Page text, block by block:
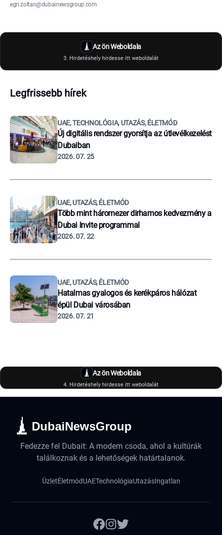
egri.zoltan@dubainewsgroup.com
Az ön Weboldala
3. Hirdetéshely hirdesse itt weboldalát
Legfrissebb hírek
UAE, TECHNOLÓGIA, UTAZÁS, ÉLETMÓD
Új digitális rendszer gyorsítja az útlevélkezelést
Dubaiban
2026. 07. 25
UAE, UTAZÁS, ÉLETMÓD
Több mint háromezer dirhamos kedvezmény a
Dubai Invite programmal
2026. 07. 22
UAE, UTAZÁS, ÉLETMÓD
Hatalmas gyalogos és kerékpáros hálózat
épül Dubai városában
2026. 07. 21
Az ön Weboldala
4. Hirdetéshely hirdesse itt weboldalát
DubaiNewsGroup
Fedezze fel Dubait: A modern csoda, ahol a kultúrák
találkoznak és a lehetőségek határtalanok.
ÜzletÉletmódUAETechnológiaUtazásIngatlan